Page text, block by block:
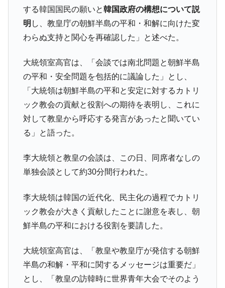
『Money1』
韓国「2026年1Q 資金循環統計」面白い結果
に。
『Money1』
韓国化学企業最大手『ロッテケミカル』純
『Money1』
韓国株式市場･暗黒の火曜日。サーキットブ
レイカーも発動！ 半導体2銘柄の暴落
『Money1』 韓国･カードローン金利「15％」突破！
Fact1
日本の誇る海洋資源調査船『白嶺』は先進技術の
塊！
Fact1
夏の甲子園、優勝校を最も多く輩出している都道
Fact1 今話題の「楽天ライオンズ」とは？
Fact1
全て勝つといくら？ 競馬GI競走で勝利騎手がもら
える賞金とは？
Fact1 平成仮面ライダーの意外すぎるモチーフとは？
なスーパーリーグとは？
Fact1
日本人マスターズ挑戦の歴史。松山以前に最高位
だった選手とは？
する韓国国民の願いと韓国政府の構想について説
明 し、教皇庁の朝鮮半島の平和・和解に向けた変
わらぬ支持と関心を再確認した」と述べた。
大統領室高官は、「会談では南北問題と朝鮮半島
の平和・安全問題を包括的に議論した」とし、
「大統領は朝鮮半島の平和と安定に対するカトリ
ック教会の貢献と役割への期待を表明し、これに
対して教皇から呼応する発言があったと聞いてい
る」と語った。
李大統領と教皇の会談は、この日、同席者なしの
単独会談として約30分間行われた。
李大統領は韓国の近代化、民主化の過程でカトリ
ック教会が大きく貢献したことに謝意を表し、朝
鮮半島の平和における役割を要請した。
大統領室高官は、「教皇や教皇庁が発信する朝鮮
半島の和解・平和に関するメッセージは重要だ」
とし、「教皇の訪韓時に世界青年大会でそのよう